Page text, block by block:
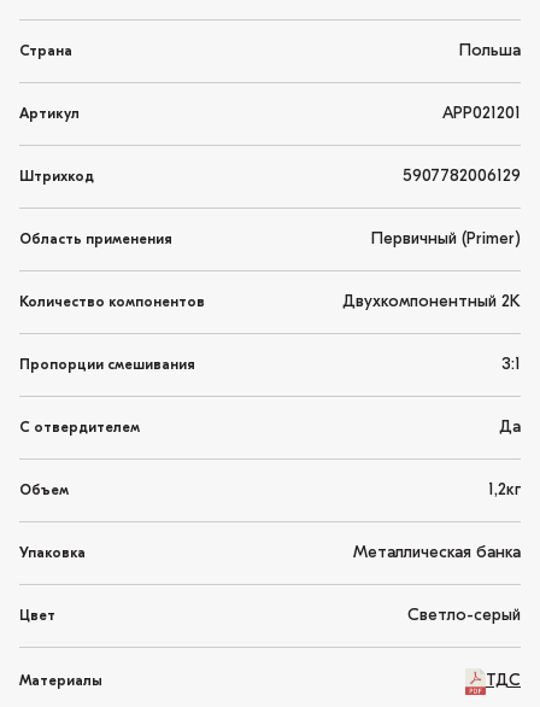
Страна Польша
Артикул APP021201
Штрихкод 5907782006129
Область применения Первичный (Primer)
Количество компонентов Двухкомпонентный 2K
Пропорции смешивания 3:1
С отвердителем Да
Объем 1,2кг
Упаковка Металлическая банка
Цвет Светло-серый
Материалы ТДС